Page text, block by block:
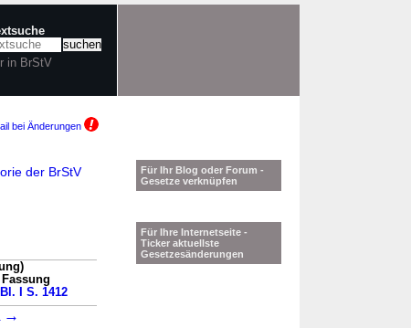
in BrStV
bei Änderungen
der BrStV
I S. 1412
→
Für Ihr Blog oder Forum -
Gesetze verknüpfen
Für Ihre Internetseite -
Ticker aktuellste
Gesetzesänderungen